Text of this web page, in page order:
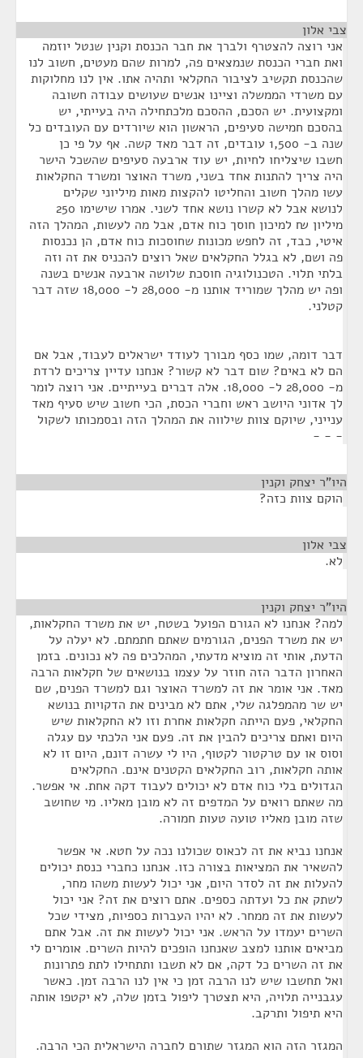
צבי אלון
אני רוצה להצטרף ולברך את חבר הכנסת וקנין שנטל יוזמה
ואת חברי הכנסת שנמצאים פה, למרות שהם מעטים, חשוב לנו
שהכנסת תקשיב לציבור החקלאי ותהיה אתו. אין לנו מחלוקות
עם משרדי הממשלה וציינו אנשים שעושים עבודה חשובה
ומקצועית. יש הסכם, ההסכם מלכתחילה היה בעייתי, יש
בהסכם חמישה סעיפים, הראשון הוא שיורדים עם העובדים כל
שנה ב- 1,500 עובדים, זה דבר מאד קשה. אף על פי כן
חשבו שיצליחו לחיות, יש עוד ארבעה סעיפים שהשכל הישר
היה צריך להתנות אחד בשני, משרד האוצר ומשרד החקלאות
עשו מהלך חשוב והחליטו להקצות מאות מיליוני שקלים
לנושא אבל לא קשרו נושא אחד לשני. אמרו שישימו 250
מיליון ₪ למיכון חוסך כוח אדם, אבל מה לעשות, המהלך הזה
איטי, כבד, זה לחפש מכונות שחוסכות כוח אדם, הן נכנסות
פה ושם, לא בגלל החקלאים שאל רוצים להכניס את זה וזה
בלתי תלוי. הטכנולוגיה חוסכת שלושה ארבעה אנשים בשנה
ופה יש מהלך שמוריד אותנו מ- 28,000 ל- 18,000 שזה דבר
קטלני.
דבר דומה, שמו כסף מבורך לעודד ישראלים לעבוד, אבל אם
הם לא באים? שום דבר לא קשור? אנחנו עדיין צריכים לרדת
מ- 28,000 ל- 18,000. אלה דברים בעייתיים. אני רוצה לומר
לך אדוני היושב ראש וחברי הכסת, הכי חשוב שיש סעיף מאד
ענייני, שיוקם צוות שילווה את המהלך הזה ובסמכותו לשקול
- - -
היו"ר יצחק וקנין
הוקם צוות כזה?
צבי אלון
לא.
היו"ר יצחק וקנין
למה? אנחנו לא הגורם הפועל בשטח, יש את משרד החקלאות,
יש את משרד הפנים, הגורמים שאתם חתמתם. לא יעלה על
הדעת, אותי זה מוציא מדעתי, המהלכים פה לא נכונים. בזמן
האחרון הדבר הזה חוזר על עצמו בנושאים של חקלאות הרבה
מאד. אני אומר את זה למשרד האוצר וגם למשרד הפנים, שם
יש שר מהמפלגה שלי, אתם לא מבינים את הדקויות בנושא
החקלאי, פעם הייתה חקלאות אחרת וזו לא החקלאות שיש
היום ואתם צריכים להבין את זה. פעם אני הלכתי עם עגלה
וסוס או עם טרקטור לקטוף, היו לי עשרה דונם, היום זו לא
אותה חקלאות, רוב החקלאים הקטנים אינם. החקלאים
הגדולים בלי כוח אדם לא יכולים לעבוד דקה אחת. אי אפשר.
מה שאתם רואים על המדפים זה לא מובן מאליו. מי שחושב
שזה מובן מאליו טועה טעות חמורה.
אנחנו נביא את זה לכאוס שכולנו נכה על חטא. אי אפשר
להשאיר את המציאות בצורה כזו. אנחנו כחברי כנסת יכולים
להעלות את זה לסדר היום, אני יכול לעשות משהו מחר,
לשתק את כל ועדתה כספים. אתם רוצים את זה? אני יכול
לעשות את זה ממחר. לא יהיו העברות כספיות, מצידי שכל
השרים יעמדו על הראש. אני יכול לעשות את זה. אבל אתם
מביאים אותנו למצב שאנחנו הופכים להיות השרים. אומרים לי
את זה השרים כל דקה, אם לא תשבו ותתחילו לתת פתרונות
ואל תחשבו שיש לנו הרבה זמן כי אין לנו הרבה זמן. כאשר
עגבנייה תלויה, היא תצטרך ליפול בזמן שלה, לא יקטפו אותה
היא תיפול ותרקב.
המגזר הזה הוא המגזר שתורם לחברה הישראלית הכי הרבה.